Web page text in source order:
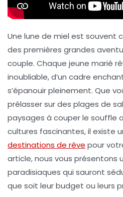
Une lune de miel est souvent
des premières grandes
couple. Chaque jeune marié
inoubliable, d’un cadre
s’épanouir pleinement. Que
prélasser sur des plages de
paysages à couper le souffle
cultures fascinantes, il existe
destinations de rêve pour
article, nous vous présentons
paradisiaques qui sauront
que soit leur budget ou leurs